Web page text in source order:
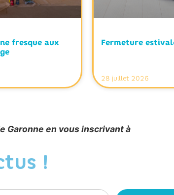
fresque aux
Fermeture
28 juillet 2026
Garonne en vous inscrivant à
!